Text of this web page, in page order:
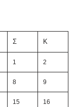
Σ Κ
1 2
8 9
15 16